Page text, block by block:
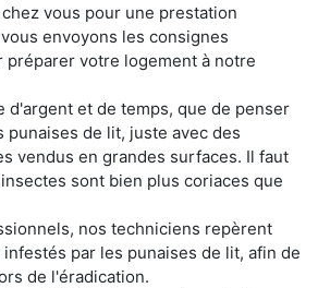
vous pour une prestation
envoyons les consignes
préparer votre logement à notre
d'argent et de temps, que de penser
punaises de lit, juste avec des
vendus en grandes surfaces. Il faut
sont bien plus coriaces que
nos techniciens repèrent
par les punaises de lit, afin de
de l'éradication.